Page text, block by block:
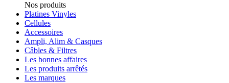
Nos produits
Platines Vinyles
Cellules
Accessoires
Ampli, Alim & Casques
Câbles & Filtres
Les bonnes affaires
Les produits arrêtés
Les marques